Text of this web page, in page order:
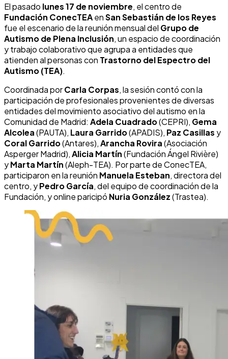
El pasado lunes 17 de noviembre, el centro de
Fundación ConecTEAenSan Sebastián de los Reyes
fue el escenario de la reunión mensual del Grupo de
Autismo de Plena Inclusión, un espacio de coordinación
y trabajo colaborativo que agrupa a entidades que
atienden al personas con Trastorno del Espectro del
Autismo (TEA).
Coordinada porCarla Corpas, la sesión contó con la
participación de profesionales provenientes de diversas
entidades del movimiento asociativo del autismo en la
Comunidad de Madrid: Adela Cuadrado(CEPRI), Gema
Alcolea(PAUTA), Laura Garrido(APADIS), Paz Casillas y
Coral Garrido(Antares),Arancha Rovira(Asociación
Asperger Madrid),Alicia Martín(Fundación Ángel Rivière)
yMarta Martín(Aleph-TEA). Por parte de ConecTEA,
participaron en la reunión Manuela Esteban, directora del
centro, yPedro García, del equipo de coordinación de la
Fundación, y online paricipó Nuria González(Trastea).